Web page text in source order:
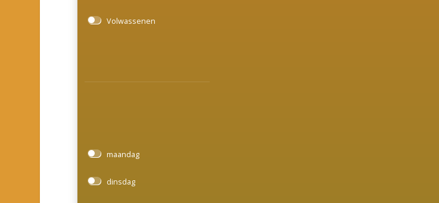
Volwassenen
maandag
dinsdag